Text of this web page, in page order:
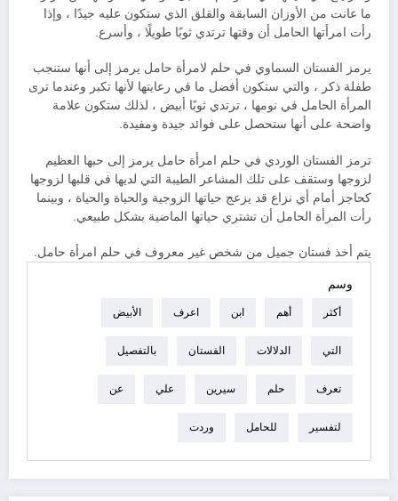
ما عانت من الأوزان السابقة والقلق الذي ستكون عليه جيدًا ، وإذا
رأت امرأتها الحامل أن وقتها ترتدي ثوبًا طويلًا ، وأسرع.
يرمز الفستان السماوي في حلم لامرأة حامل يرمز إلى أنها ستنجب
طفلة ذكر ، والتي ستكون أفضل ما في رعايتها لأنها تكبر وعندما ترى
المرأة الحامل في نومها ، ترتدي ثوبًا أبيض ، لذلك ستكون علامة
واضحة على أنها ستحصل على فوائد جيدة ومفيدة.
ترمز الفستان الوردي في حلم امرأة حامل يرمز إلى حبها العظيم
لزوجها وستقف على تلك المشاعر الطيبة التي لديها في قلبها لزوجها
كحاجز أمام أي نزاع قد يزعج حياتها الزوجية والحياة والحياة ، وبينما
رأت المرأة الحامل أن تشتري حياتها الماضية بشكل طبيعي.
يتم أخذ فستان جميل من شخص غير معروف في حلم امرأة حامل.
وسم
أكثر أهم ابن اعرف الأبيض
التي الدلالات الفستان بالتفصيل
تعرف حلم سيرين علي عن
لتفسير للحامل وردت